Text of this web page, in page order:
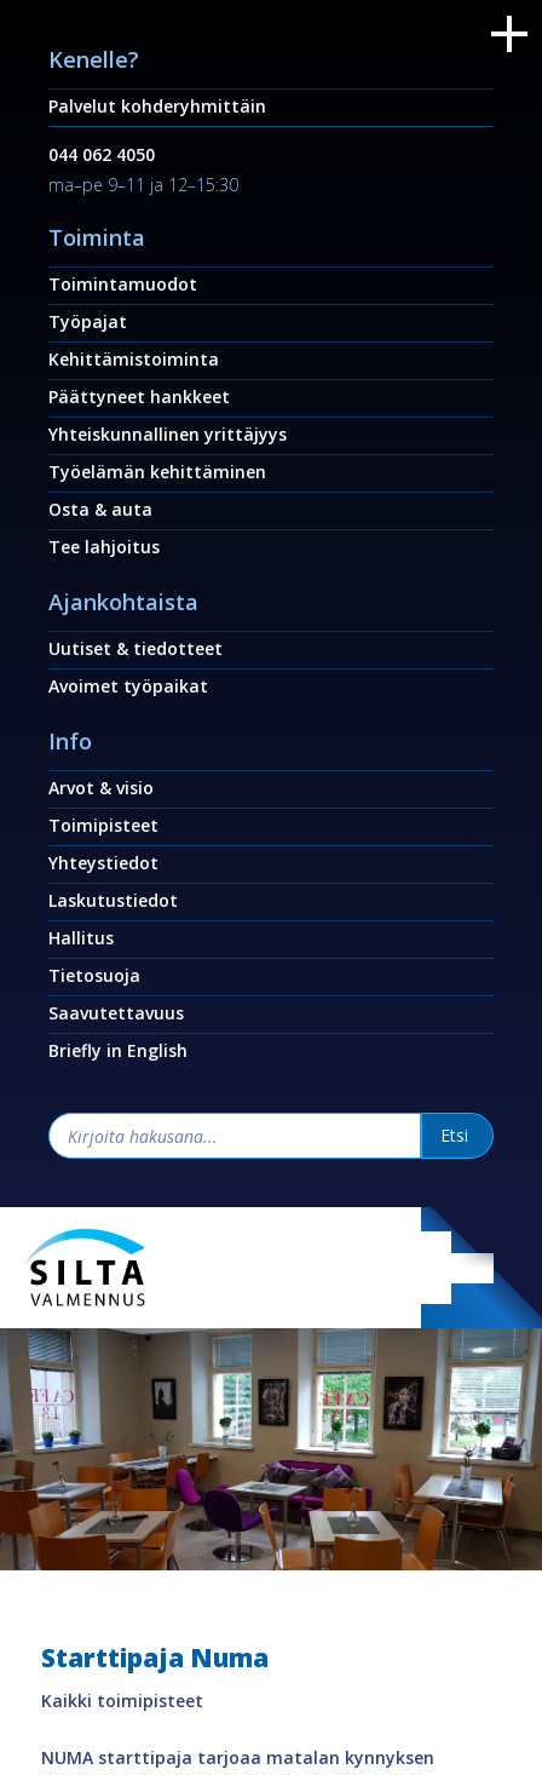
Kenelle?
Palvelut kohderyhmittäin
044 062 4050
ma–pe 9–11 ja 12–15:30
Toiminta
Toimintamuodot
Työpajat
Kehittämistoiminta
Päättyneet hankkeet
Yhteiskunnallinen yrittäjyys
Työelämän kehittäminen
Osta & auta
Tee lahjoitus
Ajankohtaista
Uutiset & tiedotteet
Avoimet työpaikat
Info
Arvot & visio
Toimipisteet
Yhteystiedot
Laskutustiedot
Hallitus
Tietosuoja
Saavutettavuus
Briefly in English
Starttipaja Numa
Kaikki toimipisteet
NUMA starttipaja tarjoaa matalan kynnyksen